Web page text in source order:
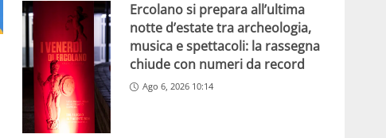
Ercolano si prepara all’ultima
notte d’estate tra archeologia,
musica e spettacoli: la rassegna
chiude con numeri da record
Ago 6, 2026 10:14